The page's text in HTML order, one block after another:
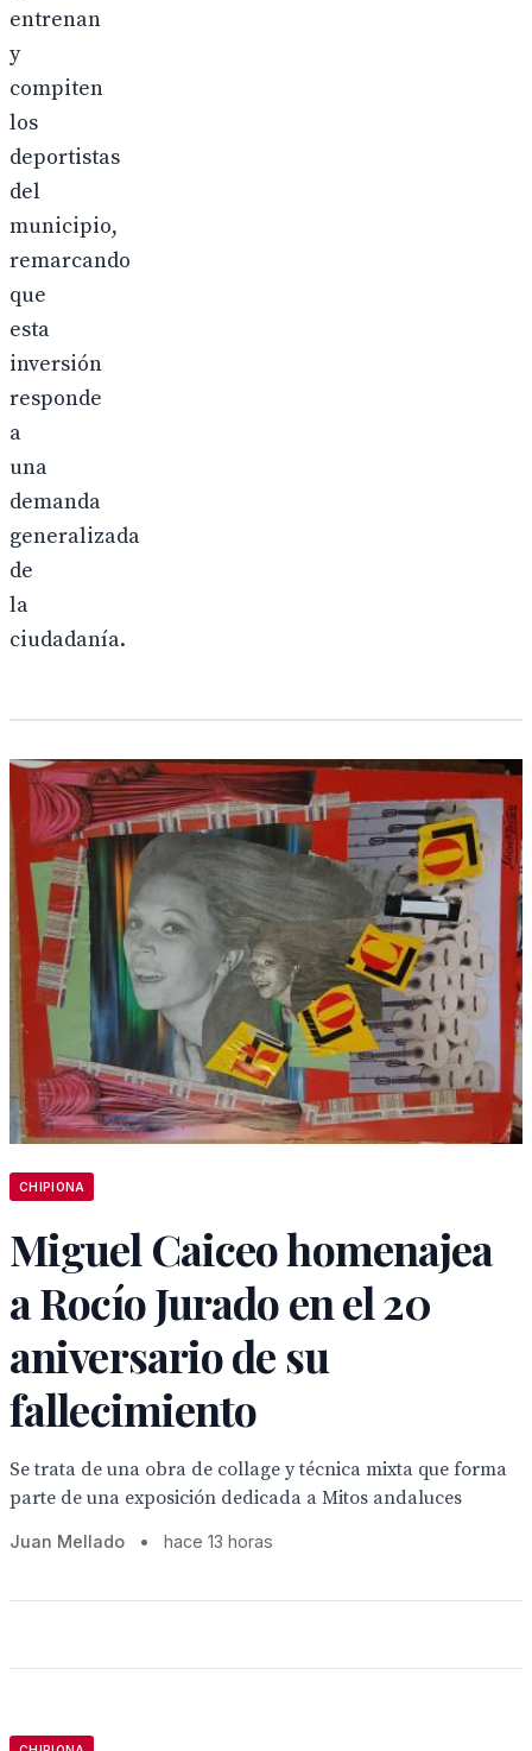
entrenan
y
compiten
los
deportistas
del
municipio,
remarcando
que
esta
inversión
responde
a
una
demanda
generalizada
de
la
ciudadanía.
CHIPIONA
Miguel Caiceo homenajea
a Rocío Jurado en el 20
aniversario de su
fallecimiento
Se trata de una obra de collage y técnica mixta que forma
parte de una exposición dedicada a Mitos andaluces
Juan Mellado • hace 13 horas